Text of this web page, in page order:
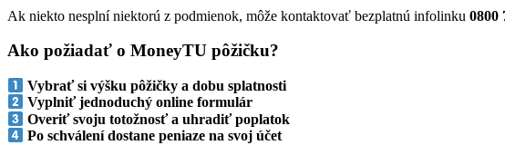
Ak niekto nesplní niektorú z podmienok, môže kontaktovať bezplatnú infolinku 0800
Ako požiadať o MoneyTU pôžičku?
Vybrať si výšku pôžičky a dobu splatnosti
Vyplniť jednoduchý online formulár
Overiť svoju totožnosť a uhradiť poplatok
Po schválení dostane peniaze na svoj účet